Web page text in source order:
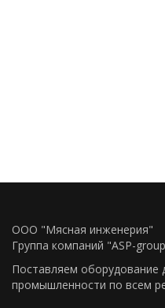
ООО "Мясная инженерия"
Группа компаний "ASP-
Поставляем оборудование
промышленности по всем